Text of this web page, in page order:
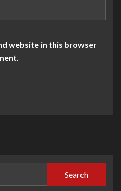
website in this browser
Search